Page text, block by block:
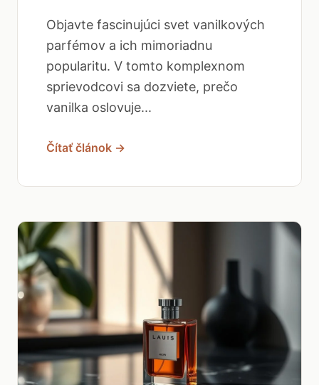
Objavte fascinujúci svet vanilkových
parfémov a ich mimoriadnu
popularitu. V tomto komplexnom
sprievodcovi sa dozviete, prečo
vanilka oslovuje...
Čítať článok →